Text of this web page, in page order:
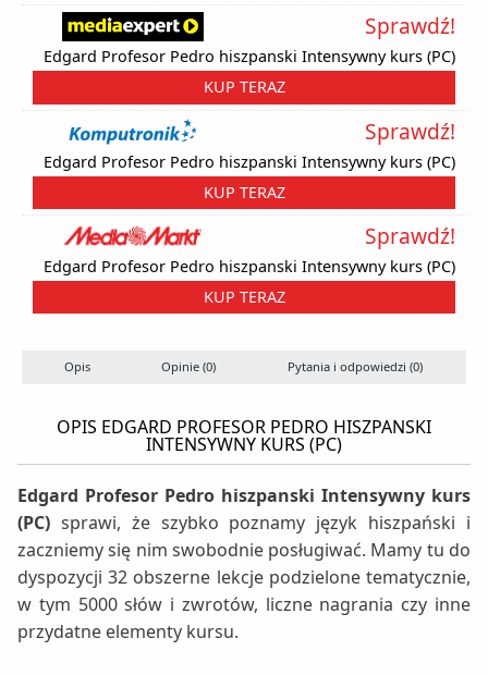
Edgard Profesor Pedro hiszpanski Intensywny kurs (PC)
Sprawdź!
KUP TERAZ
Edgard Profesor Pedro hiszpanski Intensywny kurs (PC)
Sprawdź!
KUP TERAZ
Edgard Profesor Pedro hiszpanski Intensywny kurs (PC)
Sprawdź!
KUP TERAZ
Opis Opinie (0) Pytania i odpowiedzi (0)
OPIS EDGARD PROFESOR PEDRO HISZPANSKI
INTENSYWNY KURS (PC)
Edgard Profesor Pedro hiszpanski Intensywny kurs
(PC) sprawi, że szybko poznamy język hiszpański i
zaczniemy się nim swobodnie posługiwać. Mamy tu do
dyspozycji 32 obszerne lekcje podzielone tematycznie,
w tym 5000 słów i zwrotów, liczne nagrania czy inne
przydatne elementy kursu.